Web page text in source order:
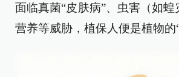
面临真菌“皮肤病”、虫害（如
营养等威胁，植保人便是植物的“